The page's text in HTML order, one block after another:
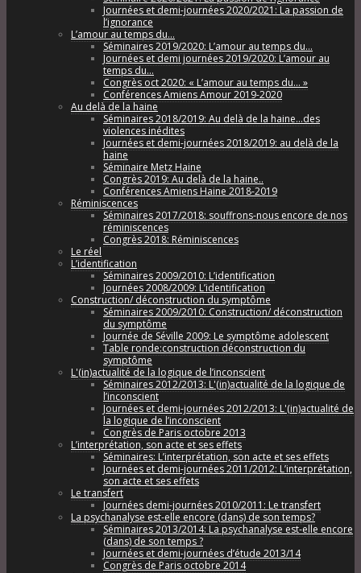
Journées et demi-journées 2020/2021: La passion de
l’ignorance
L’amour au temps du…
Séminaires 2019/2020: L’amour au temps du…
Journées et demi journées 2019/2020: L’amour au
temps du…
Congrès oct 2020: « L’amour au temps du… »
Conférences Amiens Amour 2019-2020
Au delà de la haine
Séminaires 2018/2019: Au delà de la haine…des
violences inédites
Journées et demi-journées 2018/2019: au delà de la
haine
Séminaire Metz Haine
Congrès 2019: Au delà de la haine..
Conférences Amiens Haine 2018-2019
Réminiscences
Séminaires 2017/2018: souffrons-nous encore de nos
réminiscences
Congrès 2018: Réminiscences
Le réel
L’identification
Séminaires 2009/2010: L’identification
Journées 2008/2009: L’identification
Construction/ déconstruction du symptôme
Séminaires 2009/2010: Construction/ déconstruction
du symptôme
Journée de Séville 2009: Le symptôme adolescent
Table ronde:construction déconstruction du
symptôme
L'(in)actualité de la logique de l’inconscient
Séminaires 2012/2013: L'(in)actualité de la logique de
l’inconscient
Journées et demi-journées 2012/2013: L'(in)actualité de
la logique de l’inconscient
Congrès de Paris octobre 2013
L’interprétation, son acte et ses effets
Séminaires: L’interprétation, son acte et ses effets
Journées et demi-journées 2011/2012: L’interprétation,
son acte et ses effets
Le transfert
Journées demi-journées 2010/2011: Le transfert
La psychanalyse est-elle encore (dans) de son temps?
Séminaires 2013/2014: La psychanalyse est-elle encore
(dans) de son temps ?
Journées et demi-journées d’étude 2013/14
Congrès de Paris octobre 2014